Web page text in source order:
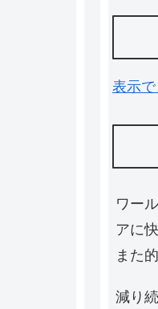
表示
ワー
アに
また
減り